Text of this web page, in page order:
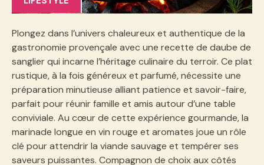
Plongez dans l’univers chaleureux et authentique de la
gastronomie provençale avec une recette de daube de
sanglier qui incarne l’héritage culinaire du terroir. Ce plat
rustique, à la fois généreux et parfumé, nécessite une
préparation minutieuse alliant patience et savoir-faire,
parfait pour réunir famille et amis autour d’une table
conviviale. Au cœur de cette expérience gourmande, la
marinade longue en vin rouge et aromates joue un rôle
clé pour attendrir la viande sauvage et tempérer ses
saveurs puissantes. Compagnon de choix aux côtés